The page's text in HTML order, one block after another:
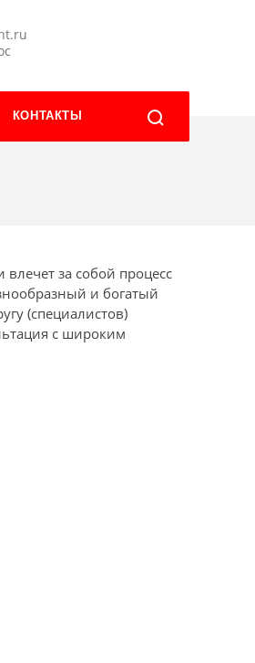
КОНТАКТЫ
за собой процесс
и богатый
(специалистов)
с широким